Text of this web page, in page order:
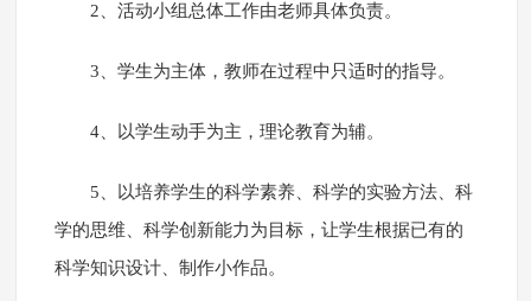
2、活动小组总体工作由老师具体负责。
3、学生为主体，教师在过程中只适时的指导。
4、以学生动手为主，理论教育为辅。
5、以培养学生的科学素养、科学的实验方法、科
学的思维、科学创新能力为目标，让学生根据已有的
科学知识设计、制作小作品。